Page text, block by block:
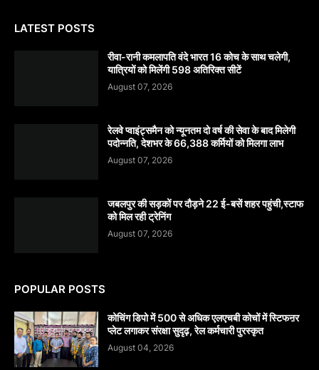
LATEST POSTS
रीवा-रानी कमलापति वंदे भारत 16 कोच के साथ चलेगी,
यात्रियों को मिलेंगी 598 अतिरिक्त सीटें
August 07, 2026
रेलवे प्वाइंट्समैन को न्यूनतम दो वर्ष की सेवा के बाद मिलेगी
पदोन्नति, देशभर के 66,388 कर्मियों को मिलगा लाभ
August 07, 2026
जबलपुर की सड़कों पर दौड़ने 22 ई-बसें शहर पहुंची,स्टाफ
को मिल रही ट्रेनिंग
August 07, 2026
POPULAR POSTS
कोचिंग डिपो में 500 से अधिक एलएचबी कोचों में स्टिफऩर
प्लेट लगाकर संरक्षा सुदृढ़, रेल कर्मचारी पुरस्कृत
August 04, 2026